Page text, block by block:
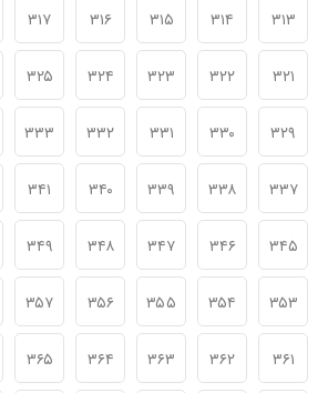
۳۱۳ ۳۱۴ ۳۱۵ ۳۱۶ ۳۱۷
۳۲۱ ۳۲۲ ۳۲۳ ۳۲۴ ۳۲۵
۳۲۹ ۳۳۰ ۳۳۱ ۳۳۲ ۳۳۳
۳۳۷ ۳۳۸ ۳۳۹ ۳۴۰ ۳۴۱
۳۴۵ ۳۴۶ ۳۴۷ ۳۴۸ ۳۴۹
۳۵۳ ۳۵۴ ۳۵۵ ۳۵۶ ۳۵۷
۳۶۱ ۳۶۲ ۳۶۳ ۳۶۴ ۳۶۵